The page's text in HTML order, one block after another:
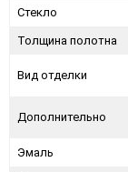
Стекло
Толщина полотна
Вид отделки
Дополнительно
Эмаль